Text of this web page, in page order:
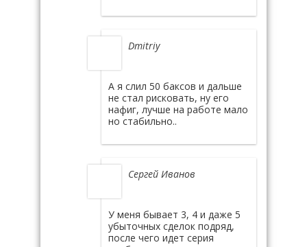
Dmitriy
А я слил 50 баксов и дальше
не стал рисковать, ну его
нафиг, лучше на работе мало
но стабильно..
Сергей Иванов
У меня бывает 3, 4 и даже 5
убыточных сделок подряд,
после чего идет серия